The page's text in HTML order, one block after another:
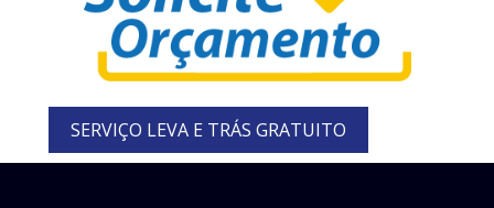
SERVIÇO LEVA E TRÁS GRATUITO